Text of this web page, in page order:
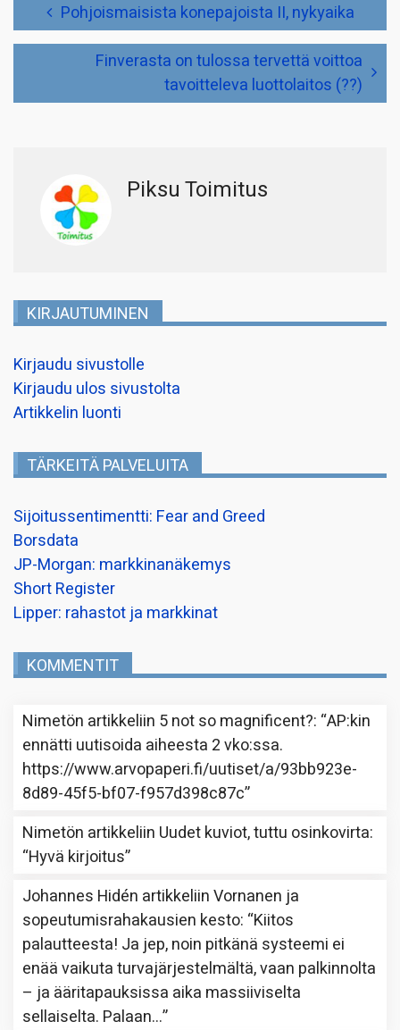
ArtikkelienPohjoismaisista konepajoista II, nykyaika
Finverasta on tulossa tervettä voittoa
tavoitteleva luottolaitos (??)
Piksu Toimitus
KIRJAUTUMINEN
Kirjaudu sivustolle
Kirjaudu ulos sivustolta
Artikkelin luonti
TÄRKEITÄ PALVELUITA
Sijoitussentimentti: Fear and Greed
Borsdata
JP-Morgan: markkinanäkemys
Short Register
Lipper: rahastot ja markkinat
KOMMENTIT
Nimetön artikkeliin 5 not so magnificent?: “AP:kin
ennätti uutisoida aiheesta 2 vko:ssa.
https://www.arvopaperi.fi/uutiset/a/93bb923e-
8d89-45f5-bf07-f957d398c87c”
Nimetön artikkeliin Uudet kuviot, tuttu osinkovirta:
“Hyvä kirjoitus”
Johannes Hidén artikkeliinVornanen ja
sopeutumisrahakausien kesto: “Kiitos
palautteesta! Ja jep, noin pitkänä systeemi ei
enää vaikuta turvajärjestelmältä, vaan palkinnolta
– ja ääritapauksissa aika massiiviselta
sellaiselta. Palaan…”